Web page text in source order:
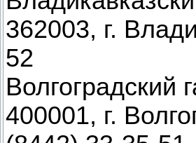
362003, г.
52
Волгоградский
400001, г.